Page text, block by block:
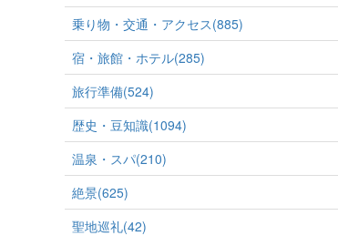
乗り物・交通・アクセス(885)
宿・旅館・ホテル(285)
旅行準備(524)
歴史・豆知識(1094)
温泉・スパ(210)
絶景(625)
聖地巡礼(42)